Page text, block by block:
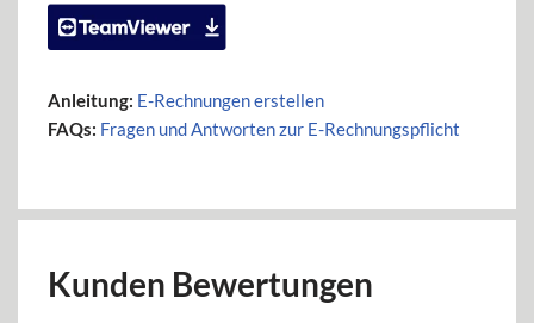
Anleitung: E-Rechnungen erstellen
FAQs: Fragen und Antworten zur E-Rechnungspflicht
Kunden Bewertungen